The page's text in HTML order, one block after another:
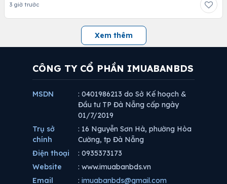
3 giờ trước
Xem thêm
CÔNG TY CỔ PHẦN IMUABANBDS
MSDN
: 0401986213 do Sở Kế hoạch &
Đầu tư TP Đà Nẵng cấp ngày
01/7/2019
Trụ sở
chính
: 16 Nguyễn Sơn Hà, phường Hòa
Cường, tp Đà Nẵng
Điện thoại
: 0935373173
Website
: www.imuabanbds.vn
Email
: imuabanbds@gmail.com